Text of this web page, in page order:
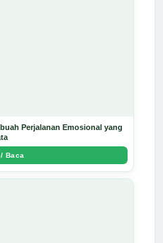
Perjalanan Emosional yang
Baca